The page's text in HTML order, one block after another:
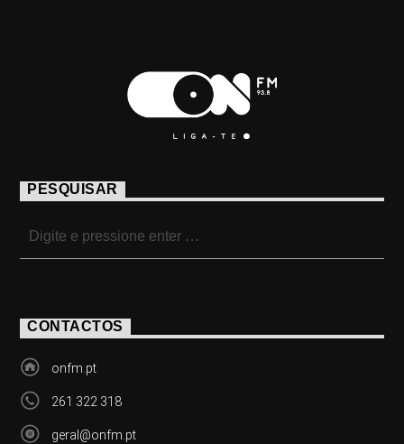
PESQUISAR
CONTACTOS
onfm.pt
261 322 318
geral@onfm.pt